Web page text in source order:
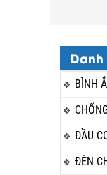
BÌNH
ĐẦU
ĐÈN